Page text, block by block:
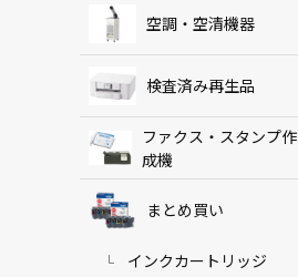
空調・空清機器
検査済み再生品
ファクス・スタンプ作
成機
まとめ買い
インクカートリッジ